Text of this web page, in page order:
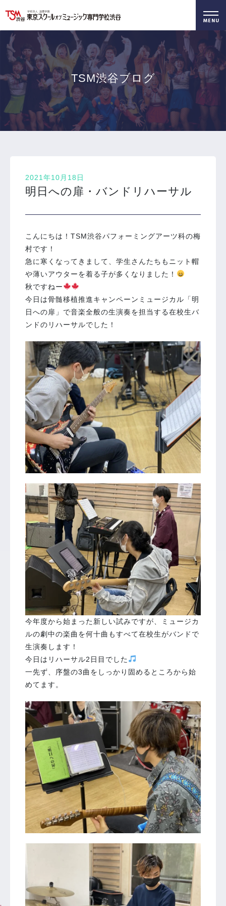
学科・専攻 資料請求 オープンキャンパス
TSM渋谷ブログ
2021年10月18日
明日への扉・バンドリハーサル
こんにちは！TSM渋谷パフォーミングアーツ科の梅
村です！
急に寒くなってきまして、学生さんたちもニット帽
や薄いアウターを着る子が多くなりました！
秋ですねー
今日は骨髄移植推進キャンペーンミュージカル「明
日への扉」で音楽全般の生演奏を担当する在校生バ
ンドのリハーサルでした！
今年度から始まった新しい試みですが、ミュージカ
ルの劇中の楽曲を何十曲もすべて在校生がバンドで
生演奏します！
今日はリハーサル2日目でした
一先ず、序盤の3曲をしっかり固めるところから始
めてます。